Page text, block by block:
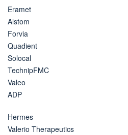
Eramet
Alstom
Forvia
Quadient
Solocal
TechnipFMC
Valeo
ADP
Hermes
Valerio Therapeutics